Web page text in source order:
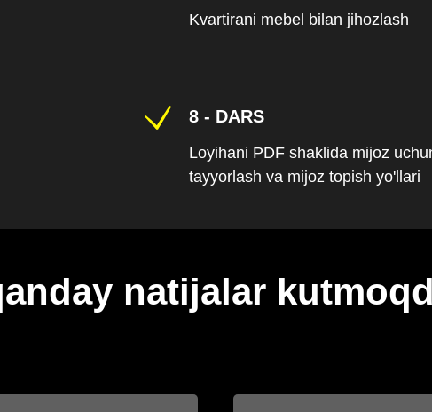
Kvartirani mebel bilan jihozlash
8 - DARS
Loyihani PDF shaklida mijoz
tayyorlash va mijoz topish yo'llari
natijalar